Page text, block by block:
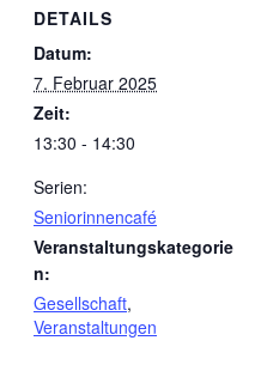
DETAILS
Datum:
7. Februar 2025
Zeit:
13:30 - 14:30
Serien:
Seniorinnencafé
Veranstaltungskategorie
n:
Gesellschaft,
Veranstaltungen